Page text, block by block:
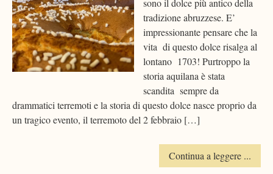
sono il dolce più antico della
tradizione abruzzese. E’
impressionante pensare che la
vita di questo dolce risalga al
lontano 1703! Purtroppo la
storia aquilana è stata
scandita sempre da
drammatici terremoti e la storia di questo dolce nasce proprio da
un tragico evento, il terremoto del 2 febbraio […]
Continua a leggere ...